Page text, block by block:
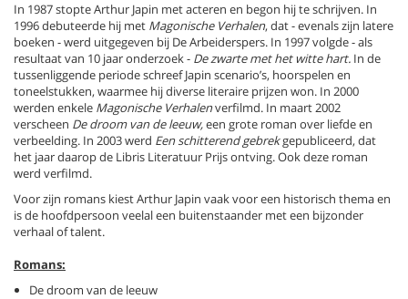
In 1987 stopte Arthur Japin met acteren en begon hij te schrijven. In
1996 debuteerde hij met Magonische Verhalen, dat - evenals zijn latere
boeken - werd uitgegeven bij De Arbeiderspers. In 1997 volgde - als
resultaat van 10 jaar onderzoek - De zwarte met het witte hart. In de
tussenliggende periode schreef Japin scenario’s, hoorspelen en
toneelstukken, waarmee hij diverse literaire prijzen won. In 2000
werden enkele Magonische Verhalenverfilmd. In maart 2002
verscheen De droom van de leeuw,een grote roman over liefde en
verbeelding. In 2003 werd Een schitterend gebrekgepubliceerd, dat
het jaar daarop de Libris Literatuur Prijs ontving. Ook deze roman
werd verfilmd.
Voor zijn romans kiest Arthur Japin vaak voor een historisch thema en
is de hoofdpersoon veelal een buitenstaander met een bijzonder
verhaal of talent.
Romans:
De droom van de leeuw